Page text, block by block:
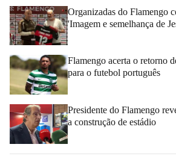
Organizadas do Flamengo
'Imagem e semelhança de
Flamengo acerta o retorno
para o futebol português
Presidente do Flamengo
a construção de estádio